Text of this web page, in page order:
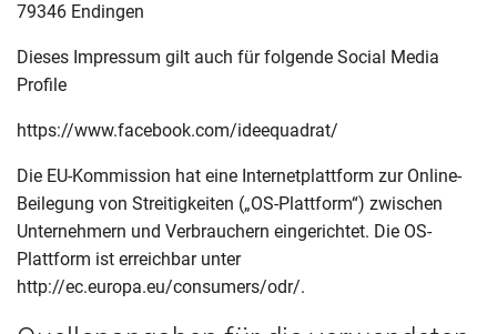
79346 Endingen
Dieses Impressum gilt auch für folgende Social Media
Profile
https://www.facebook.com/ideequadrat/
Die EU-Kommission hat eine Internetplattform zur Online-
Beilegung von Streitigkeiten („OS-Plattform“) zwischen
Unternehmern und Verbrauchern eingerichtet. Die OS-
Plattform ist erreichbar unter
http://ec.europa.eu/consumers/odr/.